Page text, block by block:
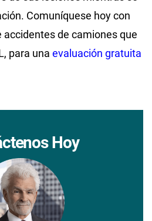
Comuníquese hoy con
accidentes de camiones que
para una evaluación gratuita
Hoy